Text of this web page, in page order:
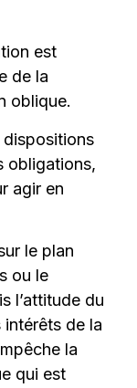
est
de la
oblique.
obligations,
agir en
le plan
ou le
l’attitude du
intérêts de la
la
qui est